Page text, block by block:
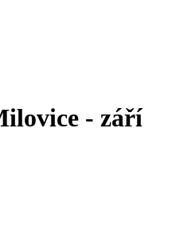
- září